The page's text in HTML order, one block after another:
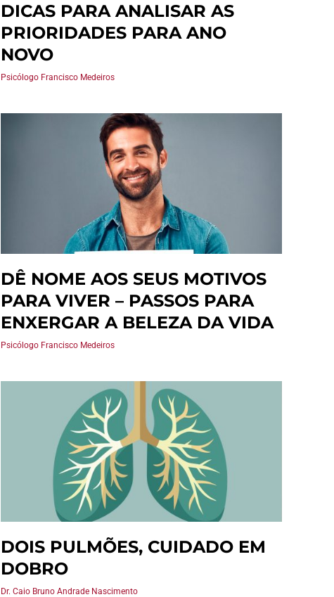
DICAS PARA ANALISAR AS
PRIORIDADES PARA ANO
NOVO
Psicólogo Francisco Medeiros
DÊ NOME AOS SEUS MOTIVOS
PARA VIVER – PASSOS PARA
ENXERGAR A BELEZA DA VIDA
Psicólogo Francisco Medeiros
DOIS PULMÕES, CUIDADO EM
DOBRO
Dr. Caio Bruno Andrade Nascimento